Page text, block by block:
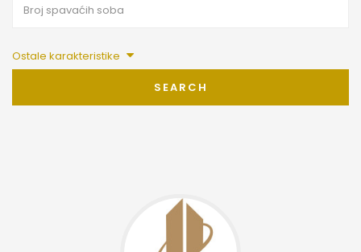
Ostale karakteristike
SEARCH